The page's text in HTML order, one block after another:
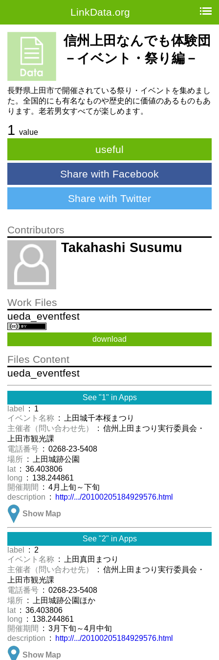
LinkData.org
信州上田なんでも体験団
－イベント・祭り編－
長野県上田市で開催されている祭り・イベントを集めまし
た。全国的にも有名なものや歴史的に価値のあるものもあ
ります。老若男女すべてが楽しめます。
1 value
useful
Share with Facebook
Share with Twitter
Contributors
Takahashi Susumu
Work Files
ueda_eventfest
download
Files Content
ueda_eventfest
See "1" in Apps
label
: 1
イベント名称 : 上田城千本桜まつり
主催者（問い合わせ先）
: 信州上田まつり実行委員会・
上田市観光課
電話番号 : 0268-23-5408
場所 : 上田城跡公園
lat : 36.403806
long : 138.244861
開催期間
: 4月上旬～下旬
description :
http://.../20100205184929576.html
Show Map
See "2" in Apps
label
: 2
イベント名称 : 上田真田まつり
主催者（問い合わせ先）
: 信州上田まつり実行委員会・
上田市観光課
電話番号 : 0268-23-5408
場所 : 上田城跡公園ほか
lat : 36.403806
long : 138.244861
開催期間
: 3月下旬～4月中旬
description :
http://.../20100205184929576.html
Show Map